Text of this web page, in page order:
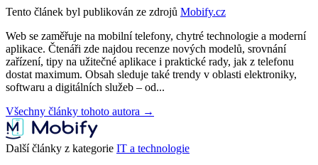
Tento článek byl publikován ze zdrojů Mobify.cz
Web se zaměřuje na mobilní telefony, chytré technologie a moderní
aplikace. Čtenáři zde najdou recenze nových modelů, srovnání
zařízení, tipy na užitečné aplikace i praktické rady, jak z telefonu
dostat maximum. Obsah sleduje také trendy v oblasti elektroniky,
softwaru a digitálních služeb – od...
Všechny články tohoto autora →
Další články z kategorie IT a technologie